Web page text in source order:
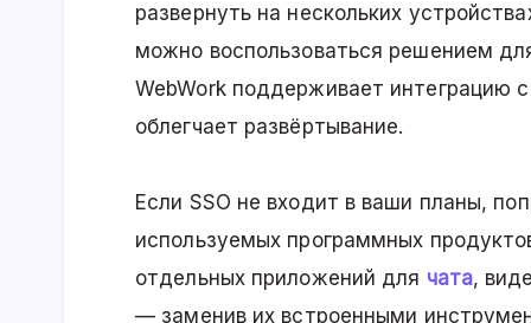
развернуть на нескольких
можно воспользоваться решением
WebWork поддерживает интеграцию
облегчает развёртывание.
Если SSO не входит в ваши планы,
используемых программных
отдельных приложений для чата,
— заменив их встроенными